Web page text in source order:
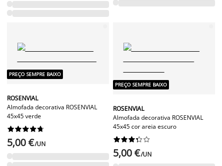
PREÇO SEMPRE BAIXO
ROSENVIAL
Almofada decorativa ROSENVIAL
45x45 verde






5,00 €/UN
PREÇO SEMPRE BAIXO
ROSENVIAL
Almofada decorativa ROSENVIAL
45x45 cor areia escuro






5,00 €/UN